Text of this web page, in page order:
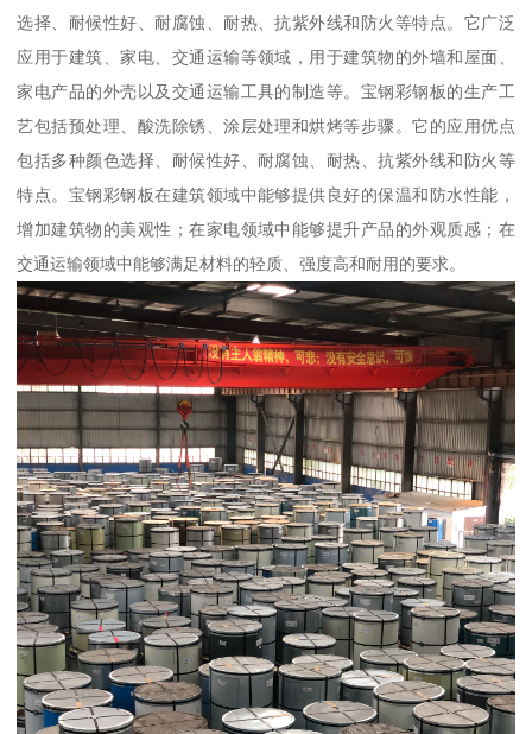
选择、耐候性好、耐腐蚀、耐热、抗紫外线和防火等特点。它广泛
应用于建筑、家电、交通运输等领域，用于建筑物的外墙和屋面、
家电产品的外壳以及交通运输工具的制造等。宝钢彩钢板的生产工
艺包括预处理、酸洗除锈、涂层处理和烘烤等步骤。它的应用优点
包括多种颜色选择、耐候性好、耐腐蚀、耐热、抗紫外线和防火等
特点。宝钢彩钢板在建筑领域中能够提供良好的保温和防水性能，
增加建筑物的美观性；在家电领域中能够提升产品的外观质感；在
交通运输领域中能够满足材料的轻质、强度高和耐用的要求。